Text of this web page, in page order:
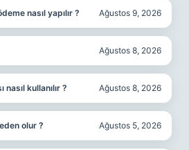
nasıl yapılır ? Ağustos 9, 2026
Ağustos 8, 2026
kullanılır ? Ağustos 8, 2026
olur ? Ağustos 5, 2026